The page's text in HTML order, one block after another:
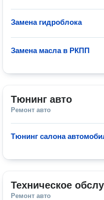
Замена гидроблока
Замена масла в РКПП
Тюнинг авто
Ремонт авто
Тюнинг салона
Техническое
Ремонт авто